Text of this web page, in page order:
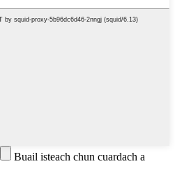
Buail isteach chun cuardach a